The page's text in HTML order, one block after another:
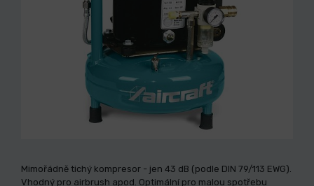
Mimořádně tichý kompresor - jen 43 dB (podle DIN 79/113 EWG).
Vhodný pro airbrush apod. Optimální pro malou spotřebu